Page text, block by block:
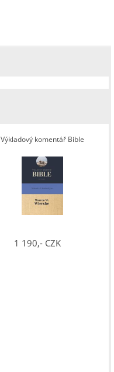
Výkladový komentář Bible
1 190,- CZK